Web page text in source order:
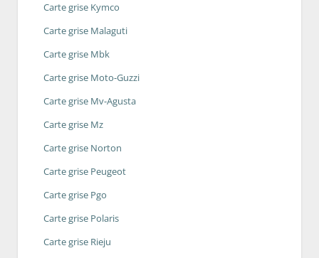
Carte grise Kymco
Carte grise Malaguti
Carte grise Mbk
Carte grise Moto-Guzzi
Carte grise Mv-Agusta
Carte grise Mz
Carte grise Norton
Carte grise Peugeot
Carte grise Pgo
Carte grise Polaris
Carte grise Rieju